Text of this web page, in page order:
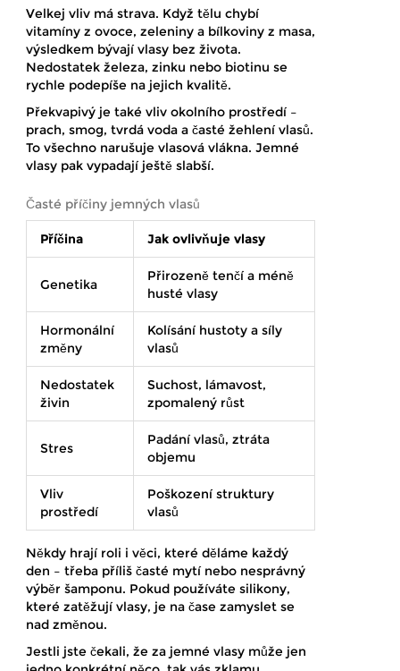
Velkej vliv má strava. Když tělu chybí
vitamíny z ovoce, zeleniny a bílkoviny z masa,
výsledkem bývají vlasy bez života.
Nedostatek železa, zinku nebo biotinu se
rychle podepíše na jejich kvalitě.
Překvapivý je také vliv okolního prostředí –
prach, smog, tvrdá voda a časté žehlení vlasů.
To všechno narušuje vlasová vlákna. Jemné
vlasy pak vypadají ještě slabší.
Časté příčiny jemných vlasů
Příčina Jak ovlivňuje vlasy
Genetika
Přirozeně tenčí a méně
husté vlasy
Hormonální
změny
Kolísání hustoty a síly
vlasů
Nedostatek
živin
Suchost, lámavost,
zpomalený růst
Stres
Padání vlasů, ztráta
objemu
Vliv
prostředí
Poškození struktury
vlasů
Někdy hrají roli i věci, které děláme každý
den – třeba příliš časté mytí nebo nesprávný
výběr šamponu. Pokud používáte silikony,
které zatěžují vlasy, je na čase zamyslet se
nad změnou.
Jestli jste čekali, že za jemné vlasy může jen